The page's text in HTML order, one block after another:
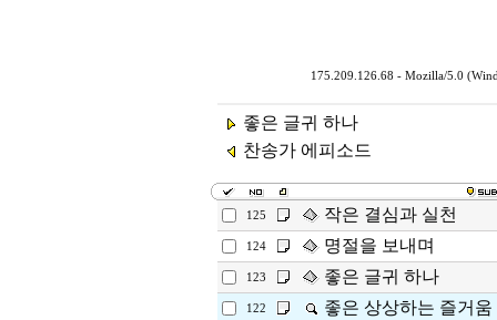
175.209.126.68 - Mozilla/5.0
좋은 글귀 하나
찬송가 에피소드
125 작은 결심과 실천
124 명절을 보내며
123 좋은 글귀 하나
122 좋은 상상하는 즐거움